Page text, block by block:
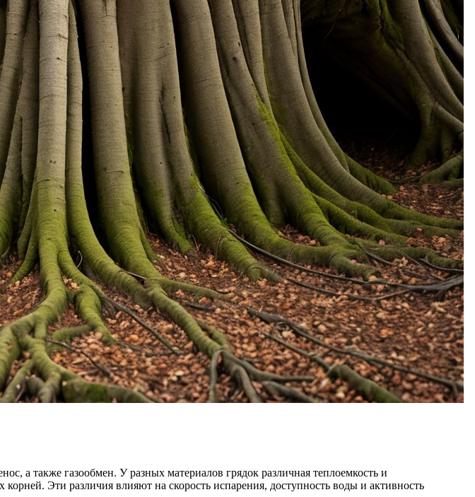
а также газообмен. У разных материалов грядок различная теплоемкость и
Эти различия влияют на скорость испарения, доступность воды и активность